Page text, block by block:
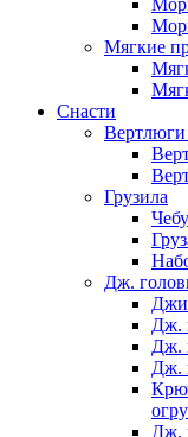
Мягкие
Снасти
Грузила
Дж.
Дж.
Дж.
Дж.
Дж.